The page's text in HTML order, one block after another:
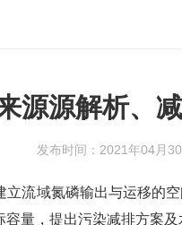
源源解析、
发布时间：2021年04月
流域氮磷输出与运移的
量，提出污染减排方案